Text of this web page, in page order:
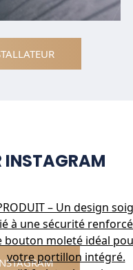
INSTAGRAM